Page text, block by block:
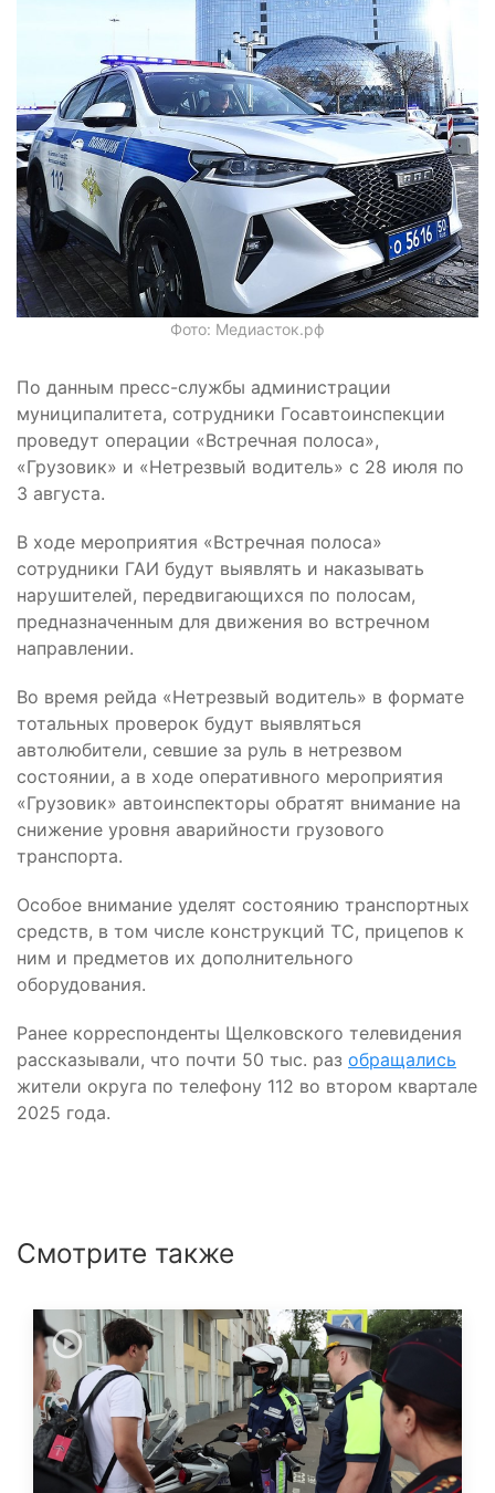
Фото: Медиасток.рф
По данным пресс-службы администрации
муниципалитета, сотрудники Госавтоинспекции
проведут операции «Встречная полоса»,
«Грузовик» и «Нетрезвый водитель» с 28 июля по
3 августа.
В ходе мероприятия «Встречная полоса»
сотрудники ГАИ будут выявлять и наказывать
нарушителей, передвигающихся по полосам,
предназначенным для движения во встречном
направлении.
Во время рейда «Нетрезвый водитель» в формате
тотальных проверок будут выявляться
автолюбители, севшие за руль в нетрезвом
состоянии, а в ходе оперативного мероприятия
«Грузовик» автоинспекторы обратят внимание на
снижение уровня аварийности грузового
транспорта.
Особое внимание уделят состоянию транспортных
средств, в том числе конструкций ТС, прицепов к
ним и предметов их дополнительного
оборудования.
Ранее корреспонденты Щелковского телевидения
рассказывали, что почти 50 тыс. раз обращались
жители округа по телефону 112 во втором квартале
2025 года.
Смотрите также